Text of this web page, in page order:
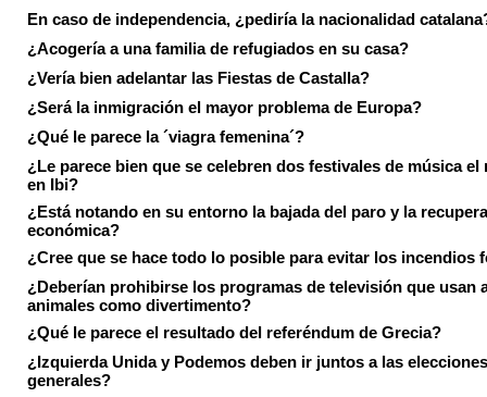
En caso de independencia, ¿pediría la nacionalidad
¿Acogería a una familia de refugiados en su casa?
¿Vería bien adelantar las Fiestas de Castalla?
¿Será la inmigración el mayor problema de Europa?
¿Qué le parece la ´viagra femenina´?
¿Le parece bien que se celebren dos festivales de música el
en Ibi?
¿Está notando en su entorno la bajada del paro y la
económica?
¿Cree que se hace todo lo posible para evitar los incendios
¿Deberían prohibirse los programas de televisión que usan
animales como divertimento?
¿Qué le parece el resultado del referéndum de Grecia?
¿Izquierda Unida y Podemos deben ir juntos a las elecciones
generales?